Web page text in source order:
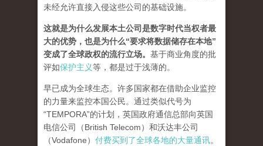
未经允许直接入侵这些公司的基础设施。
这就是为什么发展本土公司是数字时代当权者最
大的优势，也是为什么“要求将数据储存在本地”
变成了全球政权的流行立场。 基于商业角度的批
评如保护主义等，都是过于浅薄的。
早已成为全球生态。许多国家都在借助企业监控
的力量来监控本国公民。通过类似代号为
“TEMPORA”的计划，英国政府通信总部向英国
电信公司（British Telecom）和沃达丰公司
（Vodafone） 付费买到了全球各地的大量通讯。